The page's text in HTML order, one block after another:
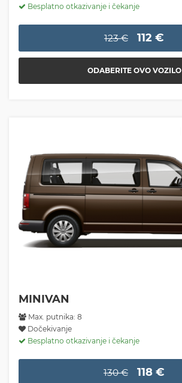
Besplatno otkazivanje i čekanje
123 € 112 €
ODABERITE OVO VOZILO
MINIVAN
Max. putnika: 8
Dočekivanje
Besplatno otkazivanje i čekanje
130 € 118 €